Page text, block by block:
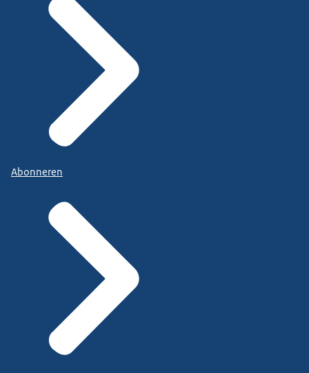
Abonneren